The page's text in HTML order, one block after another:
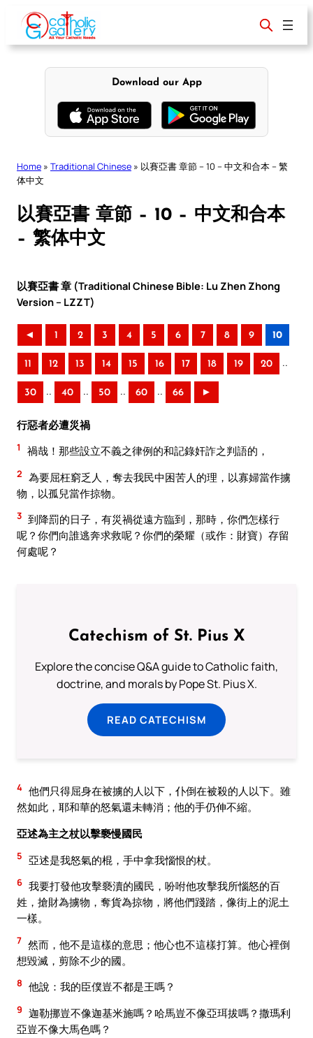
content
Download our App
Home » Traditional Chinese » 以賽亞書 章節 – 10 – 中文和合本 – 繁
体中文
以賽亞書 章節 – 10 – 中文和合本
– 繁体中文
以賽亞書 章 (Traditional Chinese Bible: Lu Zhen Zhong
Version – LZZT)
◄ 1 2 3 4 5 6 7 8 9 10
11 12 13 14 15 16 17 18 19 20 ..
30 .. 40 .. 50 .. 60 .. 66 ►
行惡者必遭災禍
1 禍哉！那些設立不義之律例的和記錄奸詐之判語的，
2 為要屈枉窮乏人，奪去我民中困苦人的理，以寡婦當作擄
物，以孤兒當作掠物。
3 到降罰的日子，有災禍從遠方臨到，那時，你們怎樣行
呢？你們向誰逃奔求救呢？你們的榮耀（或作：財寶）存留
何處呢？
Catechism of St. Pius X
Explore the concise Q&A guide to Catholic faith,
doctrine, and morals by Pope St. Pius X.
READ CATECHISM
4 他們只得屈身在被擄的人以下，仆倒在被殺的人以下。雖
然如此，耶和華的怒氣還未轉消；他的手仍伸不縮。
亞述為主之杖以擊褻慢國民
5 亞述是我怒氣的棍，手中拿我惱恨的杖。
6 我要打發他攻擊褻瀆的國民，吩咐他攻擊我所惱怒的百
姓，搶財為擄物，奪貨為掠物，將他們踐踏，像街上的泥土
一樣。
7 然而，他不是這樣的意思；他心也不這樣打算。他心裡倒
想毀滅，剪除不少的國。
8 他說：我的臣僕豈不都是王嗎？
9 迦勒挪豈不像迦基米施嗎？哈馬豈不像亞珥拔嗎？撒瑪利
亞豈不像大馬色嗎？